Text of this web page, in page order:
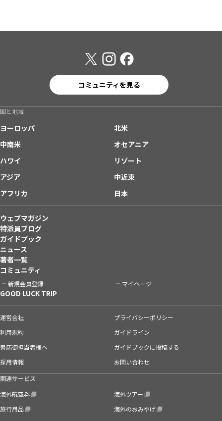
コミュニティを見る
国と地域
ヨーロッパ
北米
中南米
オセアニア
ハワイ
リゾート
アジア
中近東
アフリカ
日本
ウェブマガジン
特派員ブログ
ガイドブック
ニュース
著者一覧
コミュニティ
新規会員登録 マイページ
GOOD LUCK TRIP
運営会社
プライバシーポリシー
利用規約
ガイドライン
書店御担当者様へ
ガイドブックに投稿する
採用情報
お問い合わせ
関連サービス
海外航空券
海外ツアー
旅行用品
海外のおみやげ